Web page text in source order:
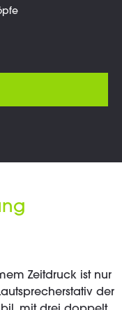
Zeitdruck ist nur
der